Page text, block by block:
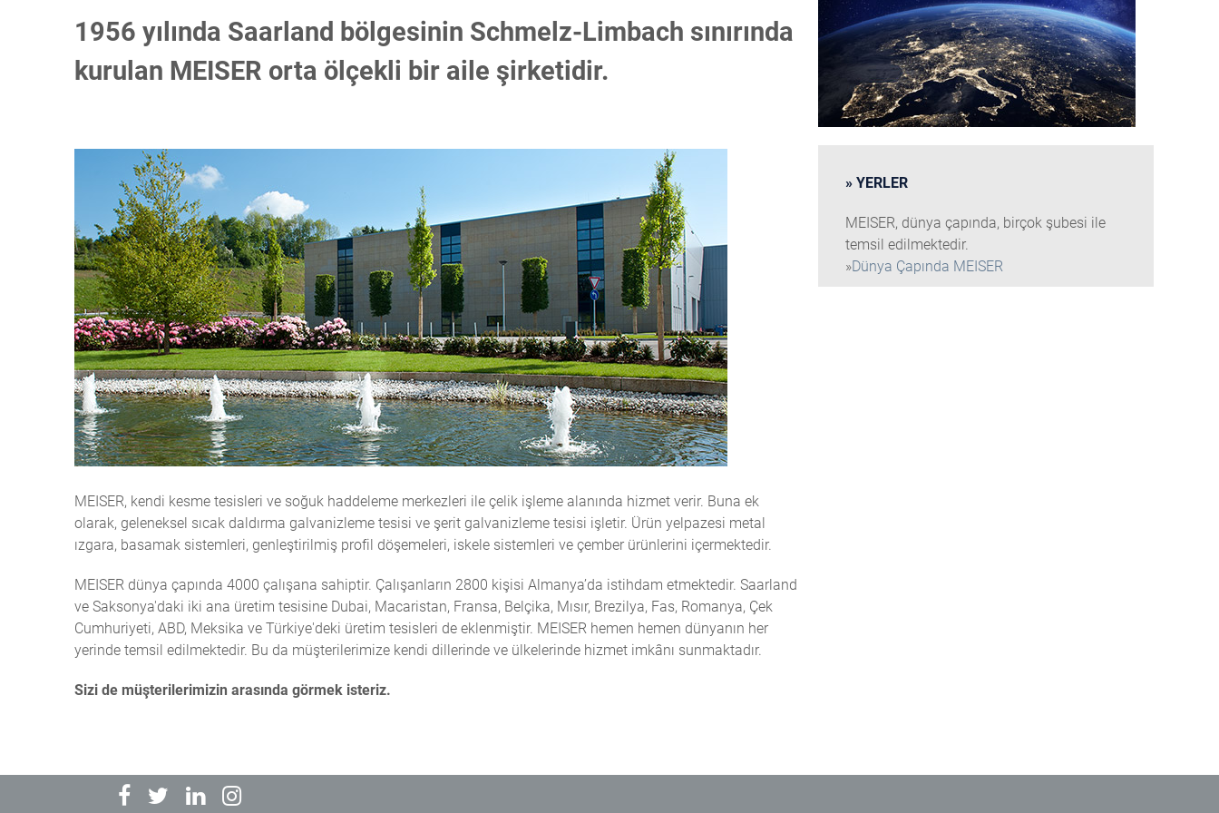
1956 yılında Saarland bölgesinin Schmelz-Limbach sınırında
kurulan MEISER orta ölçekli bir aile şirketidir.
MEISER, kendi kesme tesisleri ve soğuk haddeleme merkezleri ile çelik işleme alanında hizmet verir. Buna ek
olarak, geleneksel sıcak daldırma galvanizleme tesisi ve şerit galvanizleme tesisi işletir. Ürün yelpazesi metal
ızgara, basamak sistemleri, genleştirilmiş profil döşemeleri, iskele sistemleri ve çember ürünlerini içermektedir.
MEISER dünya çapında 4000 çalışana sahiptir. Çalışanların 2800 kişisi Almanya’da istihdam etmektedir. Saarland
ve Saksonya'daki iki ana üretim tesisine Dubai, Macaristan, Fransa, Belçika, Mısır, Brezilya, Fas, Romanya, Çek
Cumhuriyeti, ABD, Meksika ve Türkiye'deki üretim tesisleri de eklenmiştir. MEISER hemen hemen dünyanın her
yerinde temsil edilmektedir. Bu da müşterilerimize kendi dillerinde ve ülkelerinde hizmet imkânı sunmaktadır.
Sizi de müşterilerimizin arasında görmek isteriz.
YERLER
MEISER, dünya çapında, birçok şubesi ile
temsil edilmektedir.
»Dünya Çapında MEISER